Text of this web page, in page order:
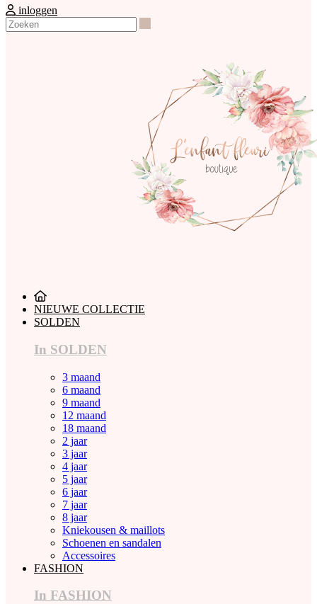
inloggen
NIEUWE COLLECTIE
SOLDEN
In SOLDEN
3 maand
6 maand
9 maand
12 maand
18 maand
2 jaar
3 jaar
4 jaar
5 jaar
6 jaar
7 jaar
8 jaar
Kniekousen & maillots
Schoenen en sandalen
Accessoires
FASHION
In FASHION